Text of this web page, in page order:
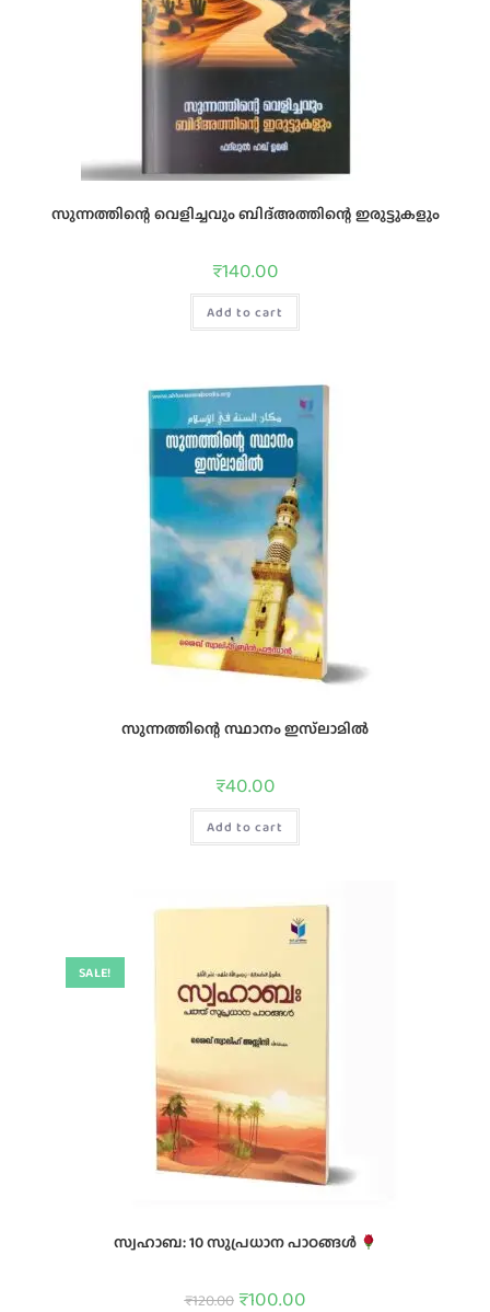
സുന്നത്തിന്റെ വെളിച്ചവും ബിദ്അത്തിന്റെ ഇരുട്ടുകളും
₹140.00
Add to cart
സുന്നത്തിന്റെ സ്ഥാനം ഇസ്‌ലാമില്‍
₹40.00
Add to cart
SALE!
സ്വഹാബ: 10 സുപ്രധാന പാഠങ്ങൾ
₹120.00 ₹100.00